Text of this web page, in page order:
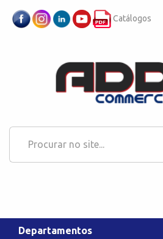
Catálogos
Departamentos